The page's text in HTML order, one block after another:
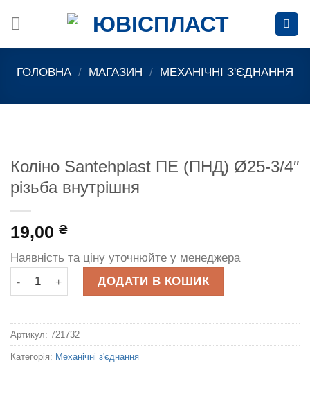
ГОЛОВНА / МАГАЗИН / МЕХАНІЧНІ З'ЄДНАННЯ
Коліно Santehplast ПЕ (ПНД) Ø25-3/4″
різьба внутрішня
19,00 ₴
Наявність та ціну уточнюйте у менеджера
Коліно Santehplast ПЕ (ПНД) Ø25-3/4" різьба внутрішня
ДОДАТИ В КОШИК
Артикул: 721732
Категорія: Механічні з'єднання